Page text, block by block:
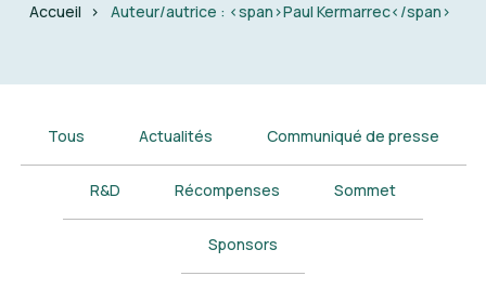
Accueil Auteur/autrice : <span>Paul Kermarrec</span>
Tous Actualités Communiqué de presse
R&D Récompenses Sommet
Sponsors